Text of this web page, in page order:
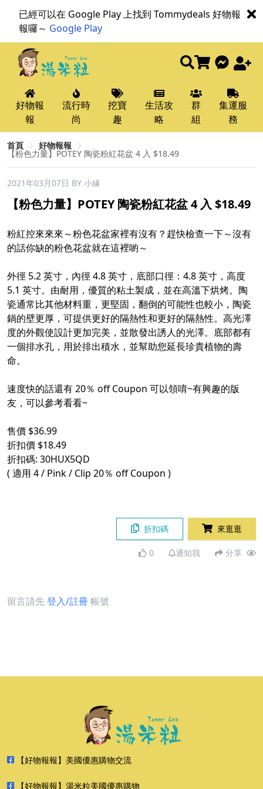
已經可以在 Google Play 上找到 Tommydeals 好物報
報囉～ Google Play
好物報
報
流行時
尚
挖寶
趣
生活攻
略
群
組
集運服
務
首頁 好物報報
【粉色力量】POTEY 陶瓷粉紅花盆 4 入 $18.49
2021年03月07日 BY 小緣
【粉色力量】POTEY 陶瓷粉紅花盆 4 入 $18.49
粉紅控來來來～粉色花盆家裡有沒有？趕快檢查一下～沒有
的話你缺的粉色花盆就在這裡喲～
外徑 5.2 英寸，內徑 4.8 英寸，底部口徑：4.8 英寸，高度
5.1 英寸。由耐用，優質的粘土製成，並在高溫下烘烤。陶
瓷通常比其他材料重，更堅固，翻倒的可能性也較小，陶瓷
鍋的壁更厚，可提供更好的隔熱性和更好的隔熱性。高光澤
度的外觀使設計更加完美，並散發出誘人的光澤。底部都有
一個排水孔，用於排出積水，並幫助您延長珍貴植物的壽
命。
速度快的話還有 20％ off Coupon 可以領唷~有興趣的版
友，可以參考看看~
售價 $36.99
折扣價 $18.49
折扣碼: 30HUX5QD
( 適用 4 / Pink / Clip 20％ off Coupon )
折扣碼 來逛逛
0 通知我 分享
留言請先登入/註冊帳號
【好物報報】美國優惠購物交流
【好物報報】湯米粒美國優惠購物